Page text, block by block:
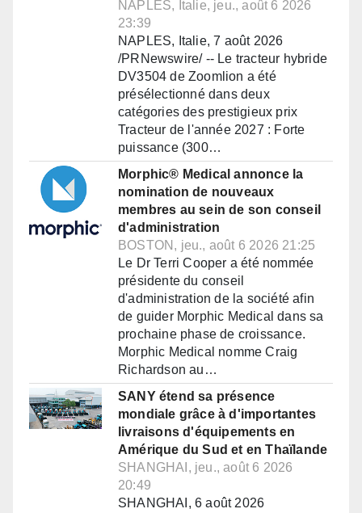
NAPLES, Italie, jeu., août 6 2026
23:39
NAPLES, Italie, 7 août 2026
/PRNewswire/ -- Le tracteur hybride
DV3504 de Zoomlion a été
présélectionné dans deux
catégories des prestigieux prix
Tracteur de l'année 2027 : Forte
puissance (300…
Morphic® Medical annonce la
nomination de nouveaux
membres au sein de son conseil
d'administration
BOSTON, jeu., août 6 2026 21:25
Le Dr Terri Cooper a été nommée
présidente du conseil
d'administration de la société afin
de guider Morphic Medical dans sa
prochaine phase de croissance.
Morphic Medical nomme Craig
Richardson au…
SANY étend sa présence
mondiale grâce à d'importantes
livraisons d'équipements en
Amérique du Sud et en Thaïlande
SHANGHAI, jeu., août 6 2026
20:49
SHANGHAI, 6 août 2026